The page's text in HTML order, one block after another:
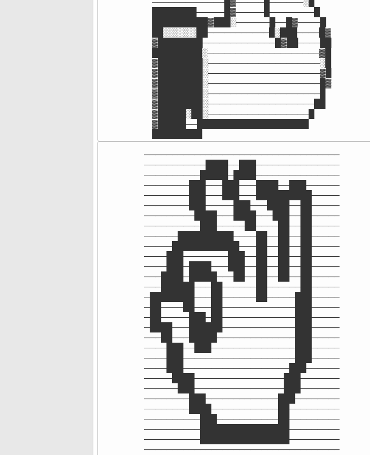
████████─────█▓─────█────────█
██████████▓███░──────█──█▓────█
██░░░░░░██───────────█░███────█▓
▓████████─────────────█▓██────██
█████████░────────────────────▓█
▓████████░────────────────────░█
▓████████░────────────────────▓█
▓████████░────────────────────█▓
▓████████░────────────────────█
▓████████░───────────────────██
▓█████░██░──────────────────█
▓█████──████████████████████
───────────────────────────────────
───────────████──███───────────────
──────────█████─████───────────────
────────███───███───████──███──────
────────███───███───██████████─────
────────███─────███───████──██─────
─────────████───████───███──██─────
──────────███─────██────██──██─────
──────██████████────██──██──██─────
─────████████████───██──██──██─────
────███────────███──██──██──██─────
────███─████───███──██──██──██─────
───████─█████───██──██──██──██─────
───██████───██──────██──────██─────
─████████───██──────██─────███─────
─██────██───██─────────────███─────
─██─────███─██─────────────███─────
─████───██████─────────────███─────
───██───█████──────────────███─────
────███──███───────────────███─────
────███────────────────────███─────
────███───────────────────███──────
─────████────────────────███───────
──────███────────────────███───────
────────███─────────────███────────
────────████────────────██─────────
──────────███───────────██─────────
──────────████████████████─────────
──────────████████████████─────────
───────────────────────────────────